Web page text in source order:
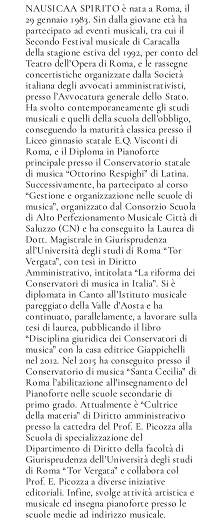
NAUSICAA SPIRITO è nata a Roma, il
29 gennaio 1983. Sin dalla giovane età ha
partecipato ad eventi musicali, tra cui il
Secondo Festival musicale di Caracalla
della stagione estiva del 1992, per conto del
Teatro dell’Opera di Roma, e le rassegne
concertistiche organizzate dalla Società
italiana degli avvocati amministrativisti,
presso l’Avvocatura generale dello Stato.
Ha svolto contemporaneamente gli studi
musicali e quelli della scuola dell’obbligo,
conseguendo la maturità classica presso il
Liceo ginnasio statale E.Q. Visconti di
Roma, e il Diploma in Pianoforte
principale presso il Conservatorio statale
di musica “Ottorino Respighi” di Latina.
Successivamente, ha partecipato al corso
“Gestione e organizzazione nelle scuole di
musica”, organizzato dal Consorzio Scuola
di Alto Perfezionamento Musicale Città di
Saluzzo (CN) e ha conseguito la Laurea di
Dott. Magistrale in Giurisprudenza
all’Università degli studi di Roma “Tor
Vergata”, con tesi in Diritto
Amministrativo, intitolata “La riforma dei
Conservatori di musica in Italia”. Si è
diplomata in Canto all’Istituto musicale
pareggiato della Valle d’Aosta e ha
continuato, parallelamente, a lavorare sulla
tesi di laurea, pubblicando il libro
“Disciplina giuridica dei Conservatori di
musica” con la casa editrice Giappichelli
nel 2012. Nel 2015 ha conseguito presso il
Conservatorio di musica “Santa Cecilia” di
Roma l’abilitazione all’insegnamento del
Pianoforte nelle scuole secondarie di
primo grado. Attualmente è “Cultrice
della materia” di Diritto amministrativo
presso la cattedra del Prof. E. Picozza alla
Scuola di specializzazione del
Dipartimento di Diritto della facoltà di
Giurisprudenza dell’Università degli studi
di Roma “Tor Vergata” e collabora col
Prof. E. Picozza a diverse iniziative
editoriali. Infine, svolge attività artistica e
musicale ed insegna pianoforte presso le
scuole medie ad indirizzo musicale.